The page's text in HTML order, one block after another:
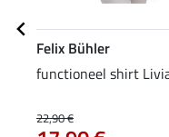
Felix Bühler
functioneel shirt
22,90 €